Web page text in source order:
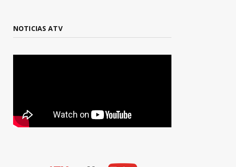
NOTICIAS ATV